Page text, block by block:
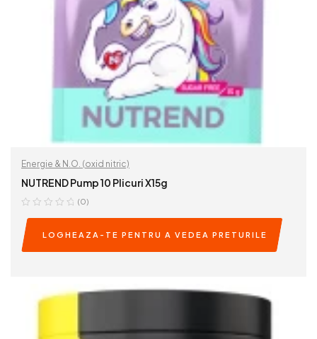
Energie & N.O. (oxid nitric)
NUTREND Pump 10 Plicuri X15g
(0)
LOGHEAZA-TE PENTRU A VEDEA PRETURILE